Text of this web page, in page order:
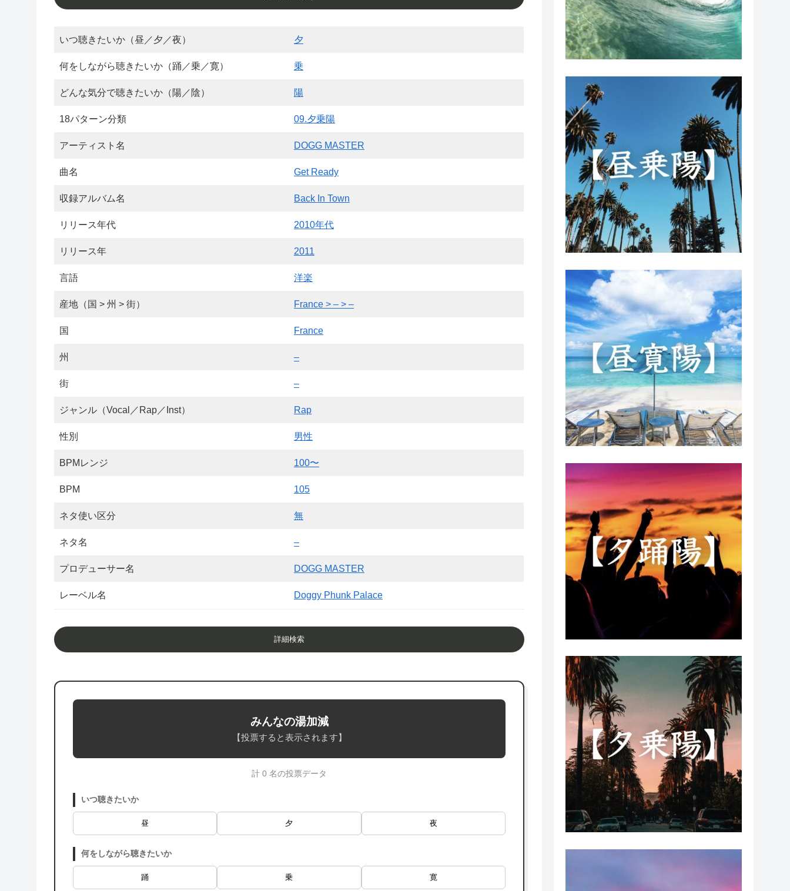
いつ聴きたいか（昼／夕／夜） 夕
何をしながら聴きたいか（踊／乗／寛） 乗
どんな気分で聴きたいか（陽／陰） 陽
18パターン分類 09.夕乗陽
アーティスト名 DOGG MASTER
曲名 Get Ready
収録アルバム名 Back In Town
リリース年代 2010年代
リリース年 2011
言語 洋楽
産地（国 > 州 > 街） France > – > –
国 France
州 –
街 –
ジャンル（Vocal／Rap／Inst） Rap
性別 男性
BPMレンジ 100〜
BPM 105
ネタ使い区分 無
ネタ名 –
プロデューサー名 DOGG MASTER
レーベル名 Doggy Phunk Palace
詳細検索
みんなの湯加減
【投票すると表示されます】
計 0 名の投票データ
いつ聴きたいか
昼 夕 夜
何をしながら聴きたいか
踊 乗 寛